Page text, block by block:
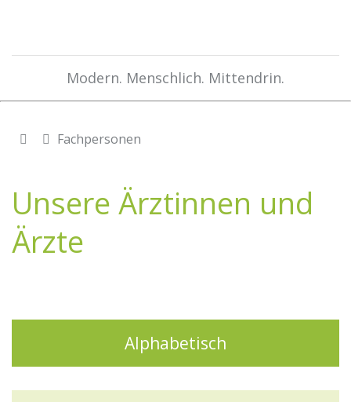
Modern. Menschlich. Mittendrin.
Fachpersonen
Unsere Ärztinnen und
Ärzte
Alphabetisch